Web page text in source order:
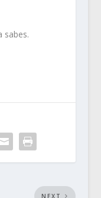
sabes.
NEXT